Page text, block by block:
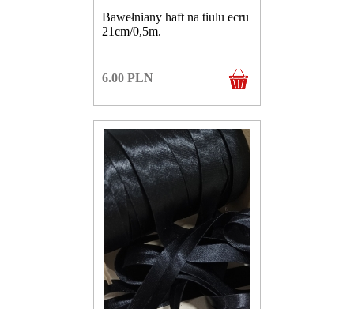
Bawełniany haft na tiulu ecru
21cm/0,5m.
6.00 PLN